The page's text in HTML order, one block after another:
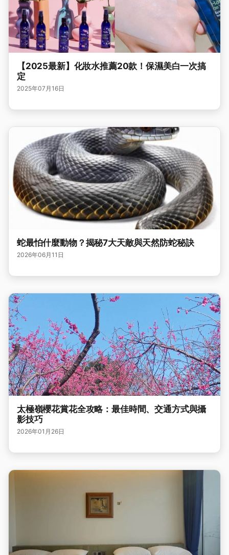
【2025最新】化妝水推薦20款！保濕美白一次搞
定
2025年07月16日
蛇最怕什麼動物？揭秘7大天敵與天然防蛇秘訣
2026年06月11日
太極嶺櫻花賞花全攻略：最佳時間、交通方式與攝
影技巧
2026年01月26日